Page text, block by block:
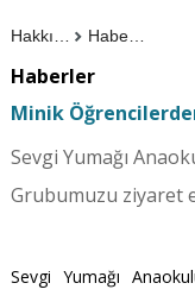
Haberler
Haberler
Minik
Sevgi Yumağı
Grubumuzu ziyaret
Sevgi Yumağı